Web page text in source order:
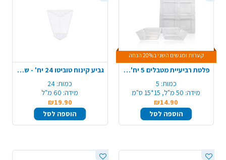
קערות ומגשים השני ב20% הנחה
פלטת רביעיית מטבלים 5 יח' - שקוף
כמות: 5
מידה: 50 מ"ל, 15*15 ס"מ
₪14.90
הוספה לסל
גביע קינוח טוביטו 24 יח' - שקוף
כמות: 24
מידה: 60 מ"ל
₪19.90
הוספה לסל